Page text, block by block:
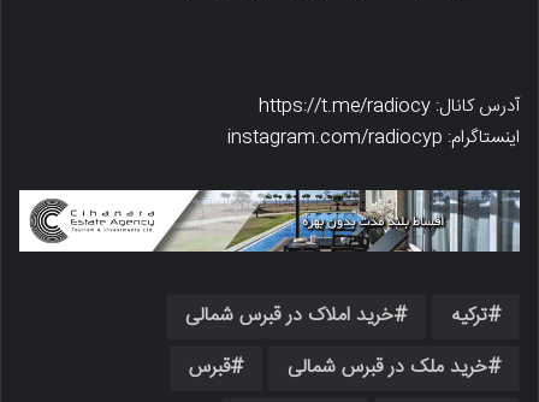
آدرس کانال: https://t.me/radiocy
اینستاگرام: instagram.com/radiocyp
ترکیه
خرید املاک در قبرس شمالی
خرید ملک در قبرس شمالی
قبرس